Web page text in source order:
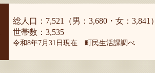
総人口：7,521（男：3,680・女：3,841）
世帯数：3,535
令和8年7月31日現在 町民生活課調べ